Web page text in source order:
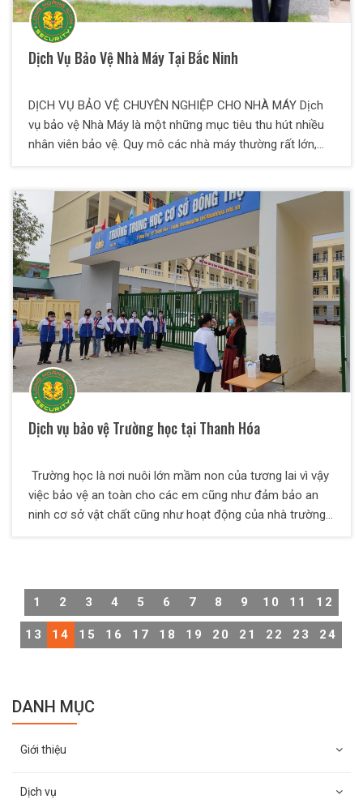
Dịch Vụ Bảo Vệ Nhà Máy Tại Bắc Ninh
DỊCH VỤ BẢO VỆ CHUYÊN NGHIỆP CHO NHÀ MÁY Dịch
vụ bảo vệ Nhà Máy là một những mục tiêu thu hút nhiều
nhân viên bảo vệ. Quy mô các nhà máy thường rất lớn,
Thường có những vị trí như bảo vệ tại cổng chính. Bảo vệ
đi tuần tra, bảo vệ kiểm soát hàng hóa, v.v.
Dịch vụ bảo vệ Trường học tại Thanh Hóa
Trường học là nơi nuôi lớn mầm non của tương lai vì vậy
việc bảo vệ an toàn cho các em cũng như đảm bảo an
ninh cơ sở vật chất cũng như hoạt động của nhà trường
Thiên Long Hoàng đang hoạt động và ngày càng phát
không ngừng nâng cao năng lực nghiệp vụ, đạo đức cho
nhân viên bảo vệ nhằm tăng uy tín kí kết với khách hàng.
1 2 3 4 5 6 7 8 9 10 11 12
13 14 15 16 17 18 19 20 21 22 23 24
DANH MỤC
Giới thiệu
Dịch vụ